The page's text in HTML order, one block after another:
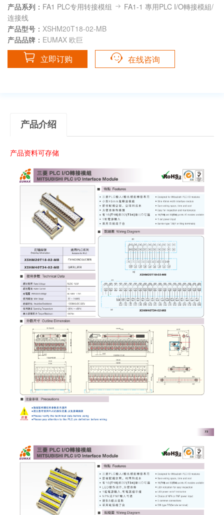
产品系列： FA1 PLC专用转接模组
FA1-1 專用PLC I/O轉接模組/
连接线
产品型号： XSHM20T18-02-MB
产品品牌： EUMAX 欧巨
立即订购 在线咨询
产品介绍
产品资料可存储